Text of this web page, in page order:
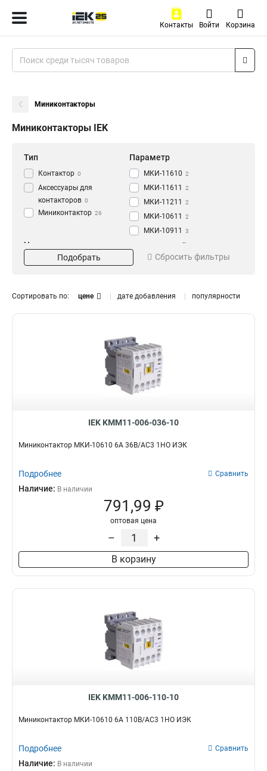
Контакты Войти Корзина
Миниконтакторы
Миниконтакторы IEK
Тип
Контактор 0
Аксессуары для
контакторов 0
Миниконтактор 26
Параметр
МКИ-11610 2
МКИ-11611 2
МКИ-11211 2
МКИ-10611 2
МКИ-10911 3
5
МКИ-10910 5
Номинальное
напряжение
400В/АС3 8
Номинальный ток
16А
Тип миниконтактора
Подобрать Сбросить фильтры
Сортировать по: цене дате добавления популярности
IEK KMM11-006-036-10
Миниконтактор МКИ-10610 6А 36В/АС3 1НО ИЭК
Подробнее Сравнить
Наличие: В наличии
791,99 ₽
оптовая цена
– +
В корзину
IEK KMM11-006-110-10
Миниконтактор МКИ-10610 6А 110В/АС3 1НО ИЭК
Подробнее Сравнить
Наличие: В наличии